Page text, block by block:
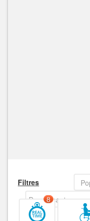
Filtres
Decroissant
8